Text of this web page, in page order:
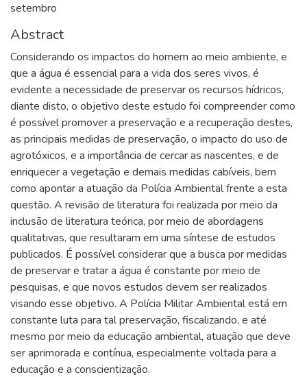
setembro
Abstract
Considerando os impactos do homem ao meio ambiente, e
que a água é essencial para a vida dos seres vivos, é
evidente a necessidade de preservar os recursos hídricos,
diante disto, o objetivo deste estudo foi compreender como
é possível promover a preservação e a recuperação destes,
as principais medidas de preservação, o impacto do uso de
agrotóxicos, e a importância de cercar as nascentes, e de
enriquecer a vegetação e demais medidas cabíveis, bem
como apontar a atuação da Polícia Ambiental frente a esta
questão. A revisão de literatura foi realizada por meio da
inclusão de literatura teórica, por meio de abordagens
qualitativas, que resultaram em uma síntese de estudos
publicados. É possível considerar que a busca por medidas
de preservar e tratar a água é constante por meio de
pesquisas, e que novos estudos devem ser realizados
visando esse objetivo. A Polícia Militar Ambiental está em
constante luta para tal preservação, fiscalizando, e até
mesmo por meio da educação ambiental, atuação que deve
ser aprimorada e contínua, especialmente voltada para a
educação e a conscientização.